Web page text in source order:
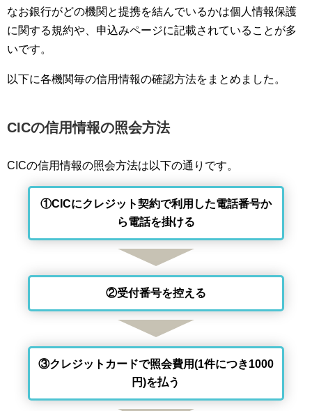
なお銀行がどの機関と提携を結んでいるかは個人情報保護
に関する規約や、申込みページに記載されていることが多
いです。
以下に各機関毎の信用情報の確認方法をまとめました。
CICの信用情報の照会方法
CICの信用情報の照会方法は以下の通りです。
①CICにクレジット契約で利用した電話番号か
ら電話を掛ける
②受付番号を控える
③クレジットカードで照会費用(1件につき1000
円)を払う